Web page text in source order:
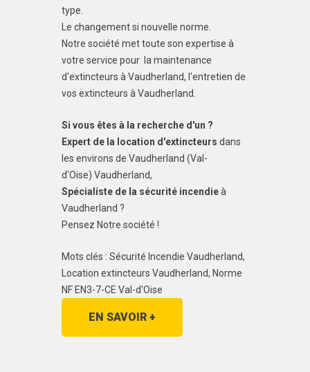
type.
Le changement si nouvelle norme.
Notre société met toute son expertise à
votre service pour la maintenance
d'extincteurs à Vaudherland, l'entretien de
vos extincteurs à Vaudherland.
Si vous êtes à la recherche d'un ?
Expert de la location d'extincteurs dans
les environs de Vaudherland (Val-
d'Oise) Vaudherland,
Spécialiste de la sécurité incendieà
Vaudherland ?
Pensez Notre société !
Mots clés : Sécurité Incendie Vaudherland,
Location extincteurs Vaudherland, Norme
NF EN3-7-CE Val-d'Oise
EN SAVOIR +